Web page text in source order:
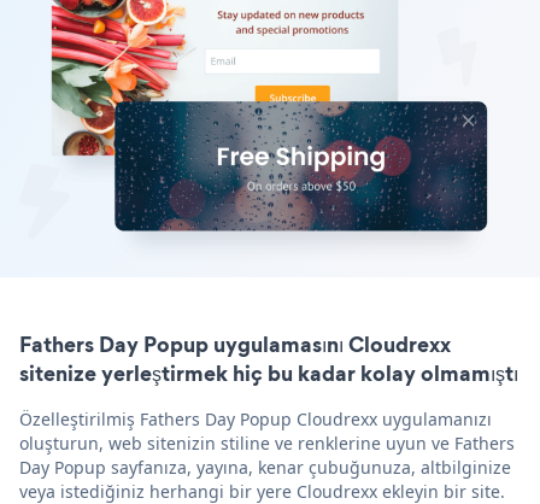
Fathers Day Popup uygulamasını Cloudrexx
sitenize yerleştirmek hiç bu kadar kolay olmamıştı
Özelleştirilmiş Fathers Day Popup Cloudrexx uygulamanızı
oluşturun, web sitenizin stiline ve renklerine uyun ve Fathers
Day Popup sayfanıza, yayına, kenar çubuğunuza, altbilginize
veya istediğiniz herhangi bir yere Cloudrexx ekleyin bir site.